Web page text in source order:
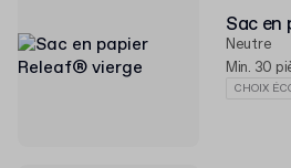
Sac en
Neutre
Min. 30
CHOIX